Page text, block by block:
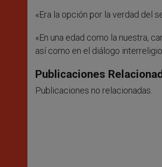
«Era la opción por la verdad del
«En una edad como la nuestra,
así como en el diálogo
Publicaciones
Publicaciones no relacionadas.